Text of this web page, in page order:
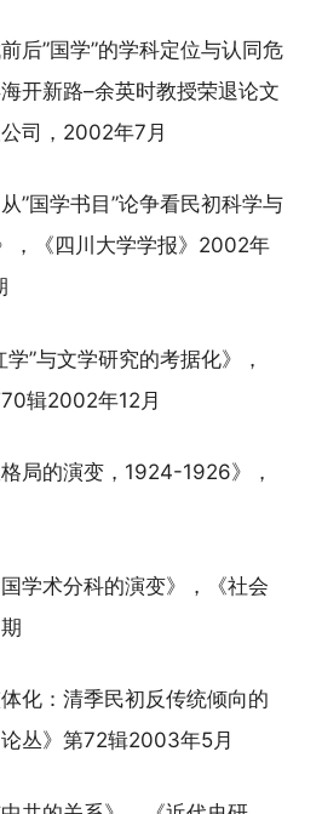
后”国学”的学科定位与认同危
开新路–余英时教授荣退论文
司，2002年7月
”国学书目”论争看民初科学与
，《四川大学学报》2002年
学”与文学研究的考据化》，
70辑2002年12月
局的演变，1924-1926》，
学术分科的演变》，《社会
化：清季民初反传统倾向的
丛》第72辑2003年5月